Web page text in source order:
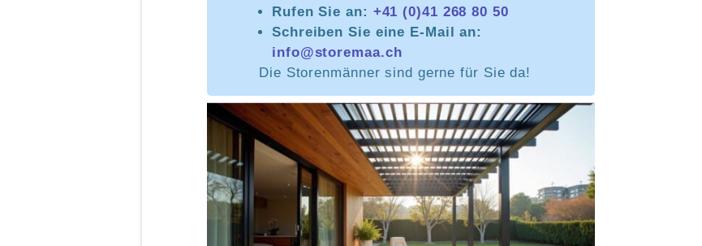
Rufen Sie an: +41 (0)41 268 80 50
Schreiben Sie eine E-Mail an:
info@storemaa.ch
Die Storenmänner sind gerne für Sie da!